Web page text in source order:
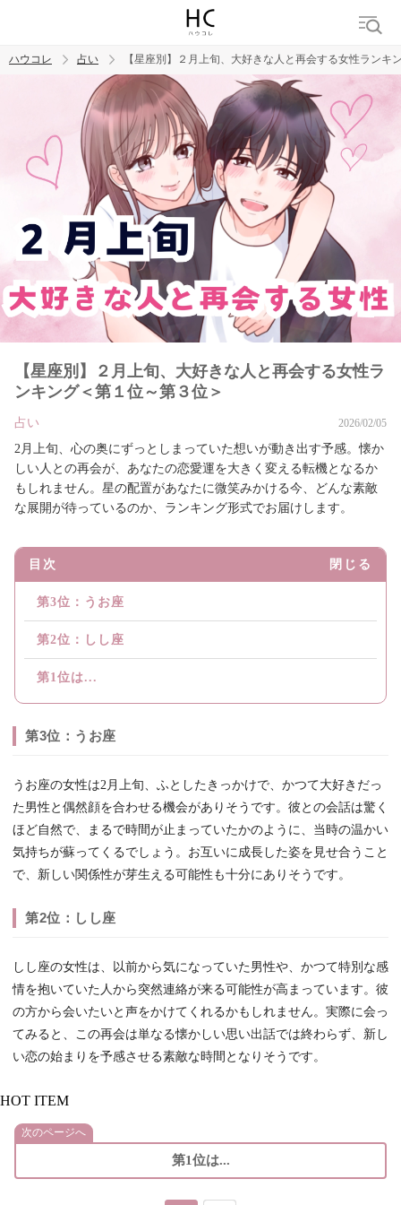
トレンド ワード
ハウコレ 占い 【星座別】２月上旬、大好きな人と再会する女性ランキ
【星座別】２月上旬、大好きな人と再会する女性ラ
ンキング＜第１位～第３位＞
占い 2026/02/05
2月上旬、心の奥にずっとしまっていた想いが動き出す予感。懐か
しい人との再会が、あなたの恋愛運を大きく変える転機となるか
もしれません。星の配置があなたに微笑みかける今、どんな素敵
な展開が待っているのか、ランキング形式でお届けします。
目次 閉じる
第3位：うお座
第2位：しし座
第1位は...
第3位：うお座
うお座の女性は2月上旬、ふとしたきっかけで、かつて大好きだっ
た男性と偶然顔を合わせる機会がありそうです。彼との会話は驚く
ほど自然で、まるで時間が止まっていたかのように、当時の温かい
気持ちが蘇ってくるでしょう。お互いに成長した姿を見せ合うこと
で、新しい関係性が芽生える可能性も十分にありそうです。
第2位：しし座
しし座の女性は、以前から気になっていた男性や、かつて特別な感
情を抱いていた人から突然連絡が来る可能性が高まっています。彼
の方から会いたいと声をかけてくれるかもしれません。実際に会っ
てみると、この再会は単なる懐かしい思い出話では終わらず、新し
い恋の始まりを予感させる素敵な時間となりそうです。
HOT ITEM
次のページへ
第1位は...